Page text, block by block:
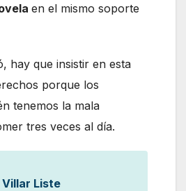
en el mismo soporte
hay que insistir en esta
porque los
tenemos la mala
tres veces al día.
Liste